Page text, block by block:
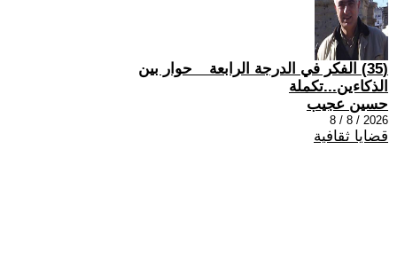
(35) الفكر في الدرجة الرابعة _ حوار بين
الذكاءين...تكملة
حسين عجيب
2026 / 8 / 8
قضايا ثقافية